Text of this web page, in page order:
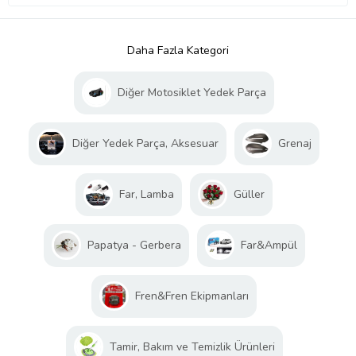
Daha Fazla Kategori
Diğer Motosiklet Yedek Parça
Diğer Yedek Parça, Aksesuar Grenaj
Far, Lamba Güller
Papatya - Gerbera Far&Ampül
Fren&Fren Ekipmanları
Tamir, Bakım ve Temizlik Ürünleri